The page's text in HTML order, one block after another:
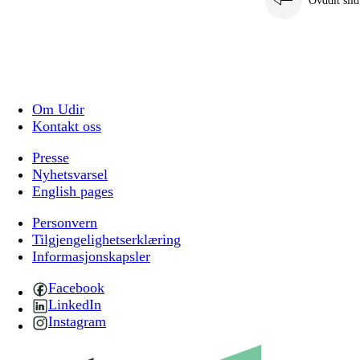
Om Udir
Kontakt oss
Presse
Nyhetsvarsel
English pages
Personvern
Tilgjengelighetserklæring
Informasjonskapsler
Facebook
LinkedIn
Instagram